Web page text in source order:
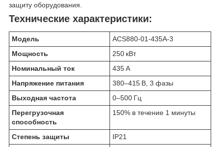
защиту оборудования.
Технические характеристики:
Модель
ACS880-01-435A-3
Мощность
250 кВт
Номинальный ток
435 А
Напряжение питания
380–415 В, 3 фазы
Выходная частота
0–500 Гц
Перегрузочная
способность
150% в течение 1 минуты
Степень защиты
IP21